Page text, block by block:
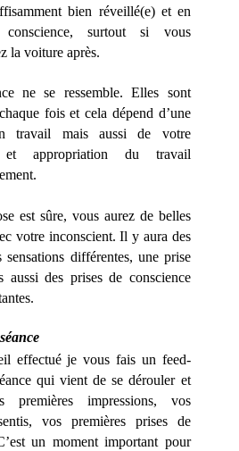
bien réveillé(e) et en
conscience, surtout si vous
la voiture après.
ne se ressemble. Elles sont
fois et cela dépend d’une
travail mais aussi de votre
et appropriation du travail
est sûre, vous aurez de belles
votre inconscient. Il y aura des
sensations différentes, une prise
aussi des prises de conscience
effectué je vous fais un feed-
qui vient de se dérouler et
premières impressions, vos
vos premières prises de
un moment important pour